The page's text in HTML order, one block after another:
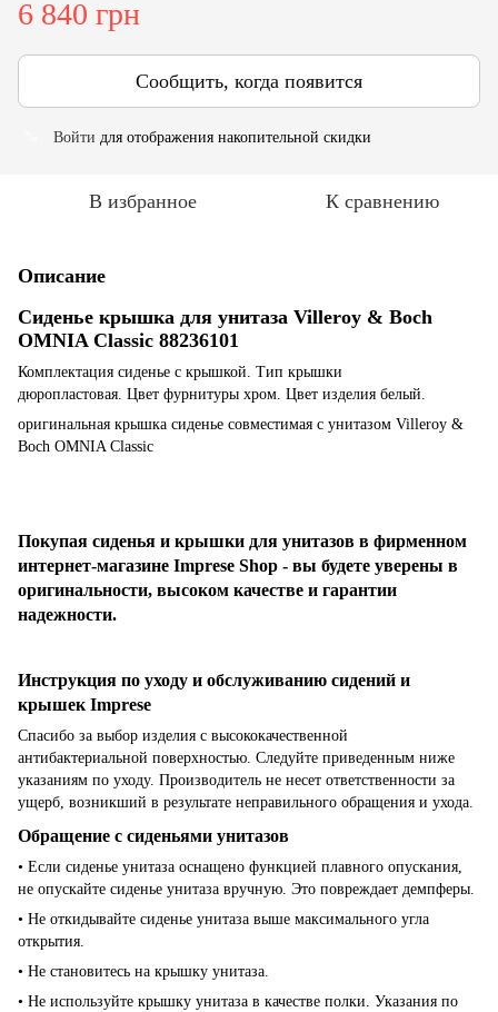
6 840 грн
Сообщить, когда появится
Войти для отображения накопительной скидки
В избранное К сравнению
Описание
Сиденье крышка для унитаза Villeroy & Boch
OMNIA Classic 88236101
Комплектация сиденье с крышкой. Тип крышки
дюропластовая. Цвет фурнитуры хром. Цвет изделия белый.
оригинальная крышка сиденье совместимая с унитазом Villeroy &
Boch OMNIA Classic
Покупая сиденья и крышки для унитазов в фирменном
интернет-магазине Imprese Shop - вы будете уверены в
оригинальности, высоком качестве и гарантии
надежности.
Инструкция по уходу и обслуживанию сидений и
крышек Imprese
Спасибо за выбор изделия с высококачественной
антибактериальной поверхностью. Следуйте приведенным ниже
указаниям по уходу. Производитель не несет ответственности за
ущерб, возникший в результате неправильного обращения и ухода.
Обращение с сиденьями унитазов
• Если сиденье унитаза оснащено функцией плавного опускания,
не опускайте сиденье унитаза вручную. Это повреждает демпферы.
• Не откидывайте сиденье унитаза выше максимального угла
открытия.
• Не становитесь на крышку унитаза.
• Не используйте крышку унитаза в качестве полки. Указания по